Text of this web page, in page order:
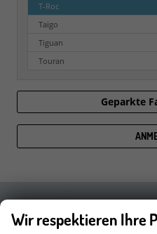
T-Roc
Taigo
Tiguan
Touran
Geparkte
Wir respektieren Ihre